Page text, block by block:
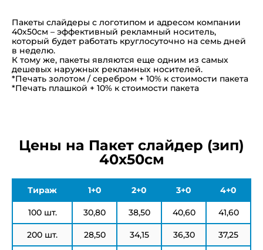
Пакеты слайдеры с логотипом и адресом компании
40х50см – эффективный рекламный носитель,
который будет работать круглосуточно на семь дней
в неделю.
К тому же, пакеты являются еще одним из самых
дешевых наружных рекламных носителей.
*Печать золотом / серебром + 10% к стоимости пакета
*Печать плашкой + 10% к стоимости пакета
Цены на Пакет слайдер (зип)
40х50см
Тираж 1+0 2+0 3+0 4+0
100 шт. 30,80 38,50 40,60 41,60
200 шт. 28,50 34,15 36,30 37,25